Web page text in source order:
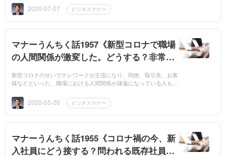
葉遣いにあるの...
2020-07-07 ビジネスマナー
マナーうんちく話1957《新型コロナで職場
の人間関係が激変した。どうする？非常時
新型コロナのせいでテレワークが主流になり、同僚、取引先、お客
様などといった、職場における人間関係が疎遠になっている人も多
は、人と人との距...
2020-05-26 ビジネスマナー
マナーうんちく話1955《コロナ禍の今、新
入社員にどう接する？問われる既存社員の